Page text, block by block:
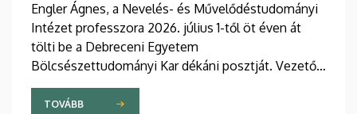
Engler Ágnes, a Nevelés- és Művelődéstudományi
Intézet professzora 2026. július 1-től öt éven át
tölti be a Debreceni Egyetem
Bölcsészettudományi Kar dékáni posztját. Vezetői
stratégiájában fontos szerepet szán a kar
hagyományainak, a bölcsészképzés klasszikus
TOVÁBB